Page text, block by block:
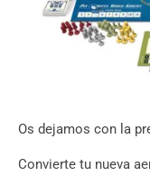
Os dejamos con la
Convierte tu nueva